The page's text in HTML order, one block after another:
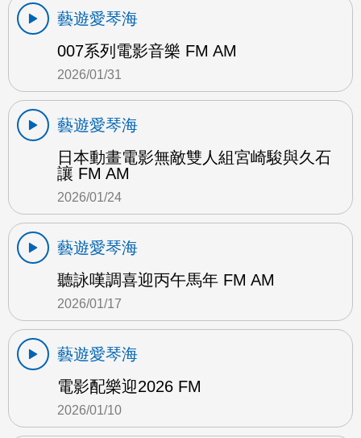
藝遊愛琴海
007系列電影音樂 FM AM
2026/01/31
藝遊愛琴海
日本動畫電影無敵雙人組宮崎駿與久石
讓 FM AM
2026/01/24
藝遊愛琴海
聽詠嘆調喜迎丙午馬年 FM AM
2026/01/17
藝遊愛琴海
電影配樂迎2026 FM
2026/01/10